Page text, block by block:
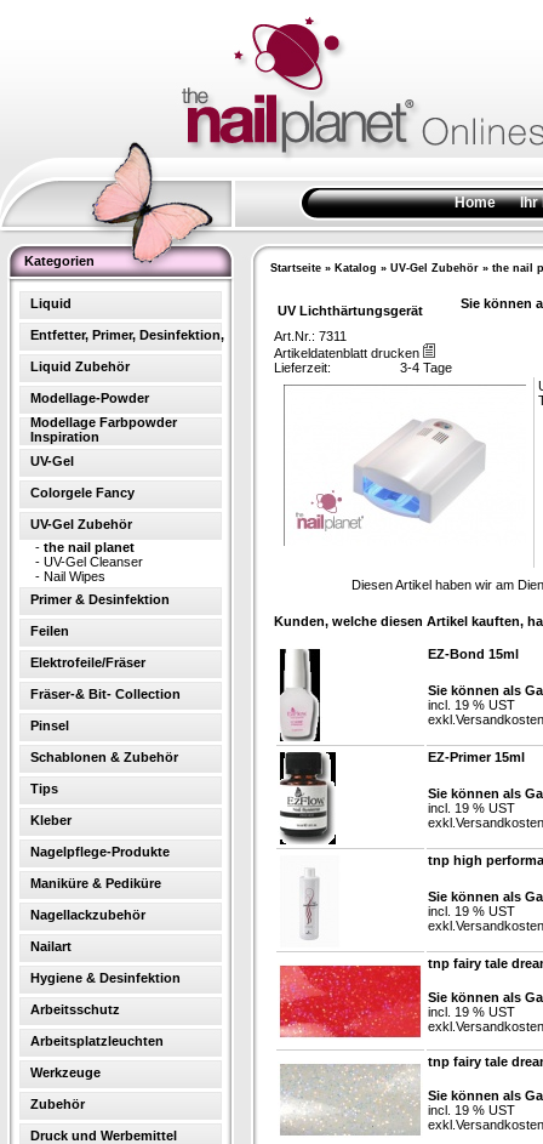
Home Ihr
Kategorien
Liquid
Entfetter, Primer, Desinfektion,
Liquid Zubehör
Modellage-Powder
Modellage Farbpowder
Inspiration
UV-Gel
Colorgele Fancy
UV-Gel Zubehör
- the nail planet
- UV-Gel Cleanser
- Nail Wipes
Primer & Desinfektion
Feilen
Elektrofeile/Fräser
Fräser-& Bit- Collection
Pinsel
Schablonen & Zubehör
Tips
Kleber
Nagelpflege-Produkte
Maniküre & Pediküre
Nagellackzubehör
Nailart
Hygiene & Desinfektion
Arbeitsschutz
Arbeitsplatzleuchten
Werkzeuge
Zubehör
Druck und Werbemittel
Startseite » Katalog » UV-Gel Zubehör » the nail
UV Lichthärtungsgerät Sie können
Art.Nr.: 7311
Artikeldatenblatt drucken
Lieferzeit:
3-4 Tage
Diesen Artikel haben wir am
Kunden, welche diesen Artikel kauften,
EZ-Bond 15ml
Sie können als
incl. 19 % UST
exkl. Versandkosten
EZ-Primer 15ml
Sie können als
incl. 19 % UST
exkl. Versandkosten
tnp high
Sie können als
incl. 19 % UST
exkl. Versandkosten
tnp fairy tale
Sie können als
incl. 19 % UST
exkl. Versandkosten
tnp fairy tale
Sie können als
incl. 19 % UST
exkl. Versandkosten